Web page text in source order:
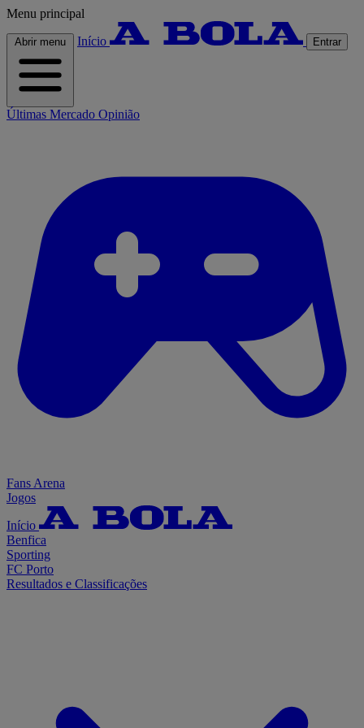
Menu principal
Abrir menu Início Entrar
Últimas Mercado Opinião
Fans Arena
Jogos
Início
Benfica
Sporting
FC Porto
Resultados e Classificações